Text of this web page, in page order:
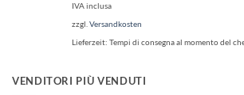
IVA inclusa
zzgl. Versandkosten
Lieferzeit: Tempi di consegna al momento del
VENDITORI PIÙ VENDUTI